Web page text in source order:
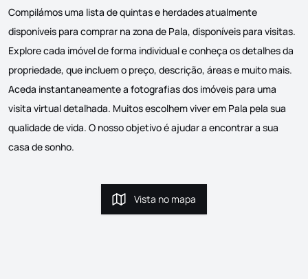
Compilámos uma lista de quintas e herdades atualmente
disponíveis para comprar na zona de Pala, disponíveis para visitas.
Explore cada imóvel de forma individual e conheça os detalhes da
propriedade, que incluem o preço, descrição, áreas e muito mais.
Aceda instantaneamente a fotografias dos imóveis para uma
visita virtual detalhada. Muitos escolhem viver em Pala pela sua
qualidade de vida. O nosso objetivo é ajudar a encontrar a sua
casa de sonho.
Vista no mapa
Vista no mapa